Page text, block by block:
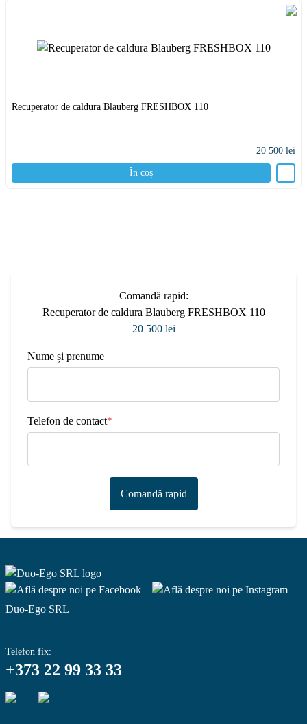
Recuperator de caldura Blauberg FRESHBOX 110
20 500 lei
În coș
Comandă rapid:
Recuperator de caldura Blauberg FRESHBOX 110
20 500 lei
Nume și prenume
Telefon de contact*
Comandă rapid
Duo-Ego SRL
Telefon fix:
+373 22 99 33 33